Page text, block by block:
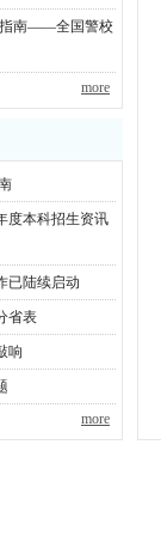
指南——全国警校
more
度本科招生资讯
已陆续启动
省表
响
more